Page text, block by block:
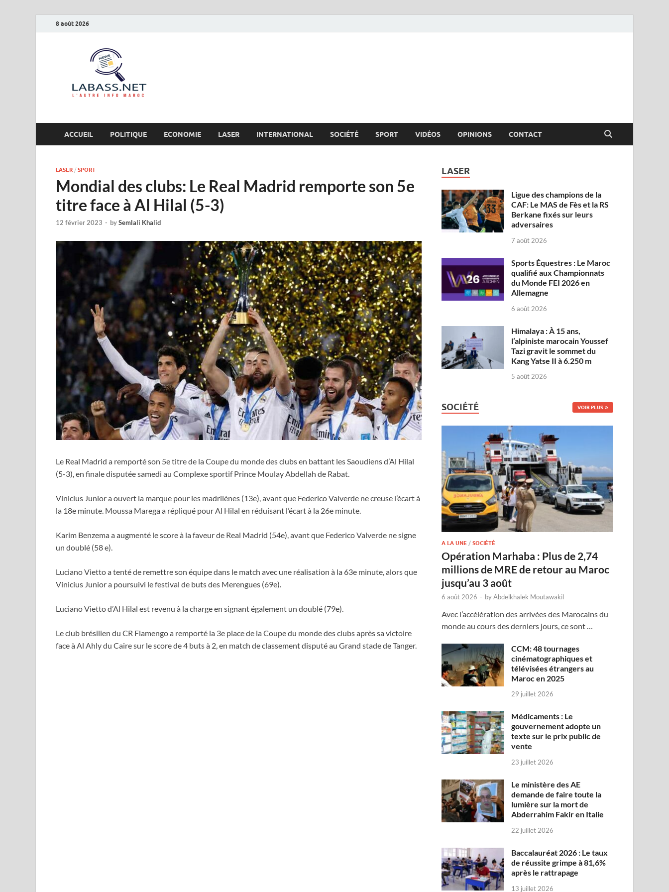
8 août 2026
ACCUEIL POLITIQUE ECONOMIE LASER INTERNATIONAL SOCIÉTÉ SPORT VIDÉOS OPINIONS CONTACT
LASER / SPORT
Mondial des clubs: Le Real Madrid remporte son 5e
titre face à Al Hilal (5-3)
12 février 2023 - bySemlali Khalid
Le Real Madrid a remporté son 5e titre de la Coupe du monde des clubs en battant les Saoudiens d’Al Hilal
(5-3), en finale disputée samedi au Complexe sportif Prince Moulay Abdellah de Rabat.
Vinicius Junior a ouvert la marque pour les madrilènes (13e), avant que Federico Valverde ne creuse l’écart à
la 18e minute. Moussa Marega a répliqué pour Al Hilal en réduisant l’écart à la 26e minute.
Karim Benzema a augmenté le score à la faveur de Real Madrid (54e), avant que Federico Valverde ne signe
un doublé (58 e).
Luciano Vietto a tenté de remettre son équipe dans le match avec une réalisation à la 63e minute, alors que
Vinicius Junior a poursuivi le festival de buts des Merengues (69e).
Luciano Vietto d’Al Hilal est revenu à la charge en signant également un doublé (79e).
Le club brésilien du CR Flamengo a remporté la 3e place de la Coupe du monde des clubs après sa victoire
face à Al Ahly du Caire sur le score de 4 buts à 2, en match de classement disputé au Grand stade de Tanger.
LASER
Ligue des champions de la
CAF: Le MAS de Fès et la RS
Berkane fixés sur leurs
adversaires
7 août 2026
Sports Équestres : Le Maroc
qualifié aux Championnats
du Monde FEI 2026 en
Allemagne
6 août 2026
Himalaya : À 15 ans,
l’alpiniste marocain Youssef
Tazi gravit le sommet du
Kang Yatse II à 6.250 m
5 août 2026
SOCIÉTÉ VOIR PLUS
A LA UNE /SOCIÉTÉ
Opération Marhaba : Plus de 2,74
millions de MRE de retour au Maroc
jusqu’au 3 août
6 août 2026 - byAbdelkhalek Moutawakil
Avec l’accélération des arrivées des Marocains du
monde au cours des derniers jours, ce sont …
CCM: 48 tournages
cinématographiques et
télévisées étrangers au
Maroc en 2025
29 juillet 2026
Médicaments : Le
gouvernement adopte un
texte sur le prix public de
vente
23 juillet 2026
Le ministère des AE
demande de faire toute la
lumière sur la mort de
Abderrahim Fakir en Italie
22 juillet 2026
Baccalauréat 2026 : Le taux
de réussite grimpe à 81,6%
après le rattrapage
13 juillet 2026